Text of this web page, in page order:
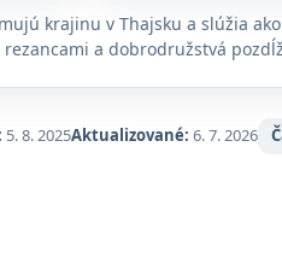
5
na
základe
49
na
Google
krajinu v Thajsku a slúžia
a dobrodružstvá
5. 8. 2025Aktualizované: 6. 7. 2026